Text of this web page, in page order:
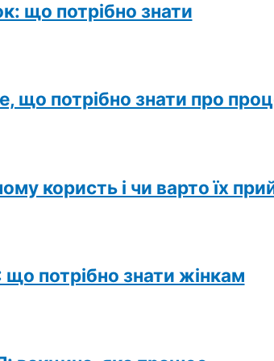
що потрібно знати
що потрібно знати про
користь і чи варто їх
що потрібно знати жінкам